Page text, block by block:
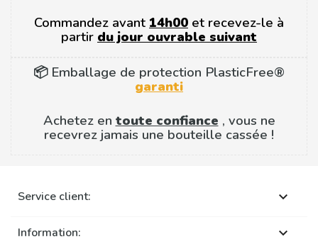
Commandez avant 14h00 et recevez-le à
partir du jour ouvrable suivant
📦 Emballage de protection PlasticFree®
garanti
Achetez en toute confiance , vous ne
recevrez jamais une bouteille cassée !
Service client: 
Information: 